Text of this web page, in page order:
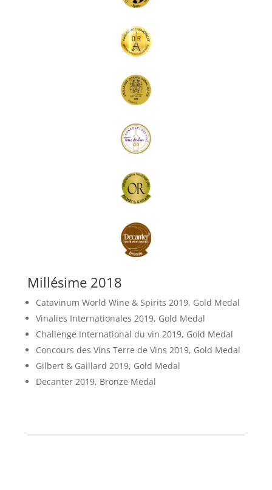
Millésime 2018
Catavinum World Wine & Spirits 2019, Gold Medal
Vinalies Internationales 2019, Gold Medal
Challenge International du vin 2019, Gold Medal
Concours des Vins Terre de Vins 2019, Gold Medal
Gilbert & Gaillard 2019, Gold Medal
Decanter 2019, Bronze Medal